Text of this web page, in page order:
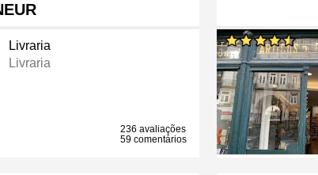
Livraria
Livraria
236 avaliações
59 comentários